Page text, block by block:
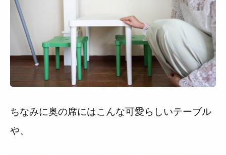
ちなみに奥の席にはこんな可愛らしいテーブル
や、